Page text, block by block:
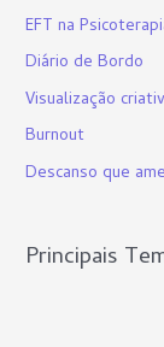
s
a
r
p
:
EFT na
Diário de Bordo
Visualização
Burnout
Descanso que
Principais